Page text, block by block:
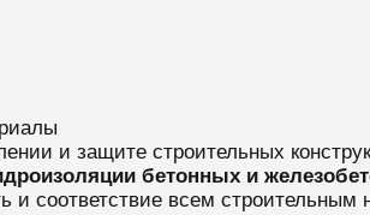
и защите строительных
бетонных и
и соответствие всем строительным